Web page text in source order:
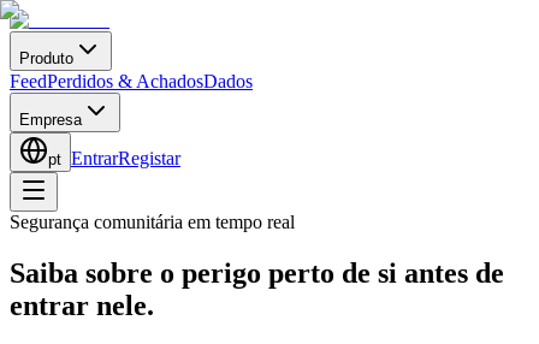
Produto
FeedPerdidos & AchadosDados
Empresa
pt EntrarRegistar
Segurança comunitária em tempo real
Saiba sobre o perigo perto de si antes de
entrar nele.